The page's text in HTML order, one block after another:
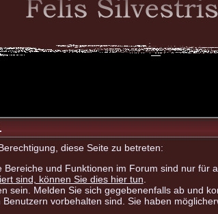
diese Seite zu betreten:
und Funktionen im Forum sind nur
sind, können Sie dies hier tun
sein. Melden Sie sich gegebenenfalls ab und
vorbehalten sind. Sie haben